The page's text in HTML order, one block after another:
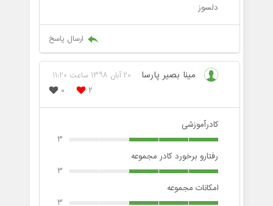
دلسوز
ارسال پاسخ
مینا بصیر پارسا
20 آبان 1398 ساعت 11:20
2
0
کادرآموزشی
3
رفتارو برخورد کادر مجموعه
3
امکانات مجموعه
3